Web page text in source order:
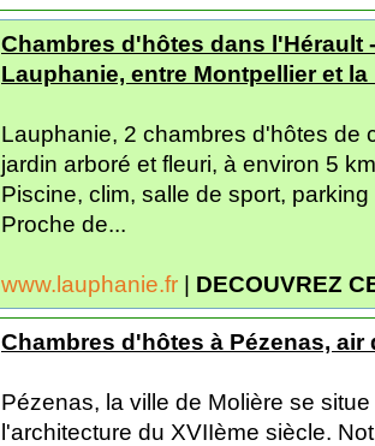
Chambres d'hôtes dans l'Hérault
Lauphanie, entre Montpellier et la
Lauphanie, 2 chambres d'hôtes de
jardin arboré et fleuri, à environ 5
Piscine, clim, salle de sport, parking
Proche de...
www.lauphanie.fr | DECOUVREZ
Chambres d'hôtes à Pézenas,
Pézenas, la ville de Molière se
l'architecture du XVIIème siècle.